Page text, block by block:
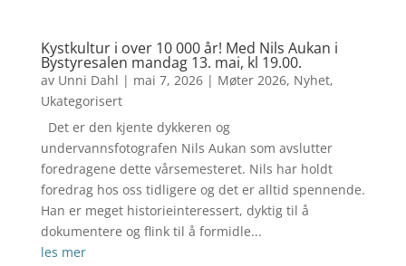
Kystkultur i over 10 000 år! Med Nils Aukan i
Bystyresalen mandag 13. mai, kl 19.00.
av Unni Dahl | mai 7, 2026| Møter 2026, Nyhet,
Ukategorisert
Det er den kjente dykkeren og
undervannsfotografen Nils Aukan som avslutter
foredragene dette vårsemesteret. Nils har holdt
foredrag hos oss tidligere og det er alltid spennende.
Han er meget historieinteressert, dyktig til å
dokumentere og flink til å formidle...
les mer